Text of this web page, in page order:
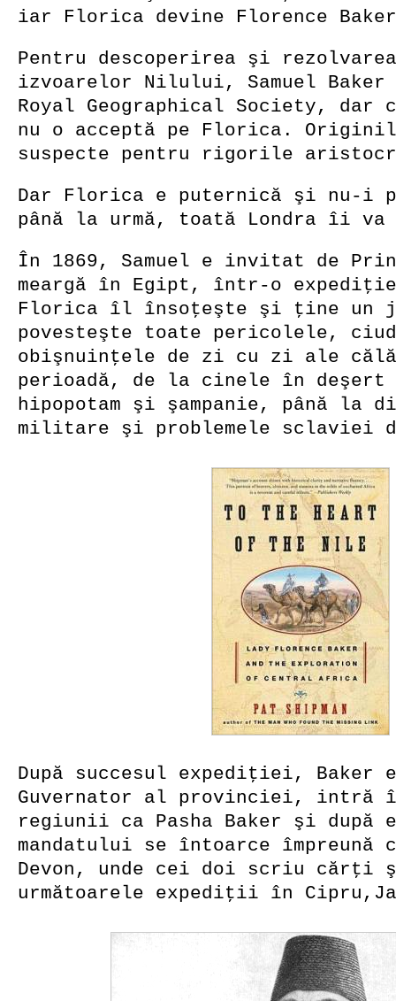
iar Florica devine Florence
Pentru descoperirea şi
izvoarelor Nilului, Samuel Baker
Royal Geographical Society, dar
nu o acceptă pe Florica.
suspecte pentru rigorile
Dar Florica e puternică şi nu-i
până la urmă, toată Londra îi
În 1869, Samuel e invitat de
meargă în Egipt, într-o
Florica îl însoţeşte şi ţine un
povesteşte toate pericolele,
obişnuinţele de zi cu zi ale
perioadă, de la cinele în deşert
hipopotam şi şampanie, până
militare şi problemele sclaviei
După succesul expediţiei, Baker
Guvernator al provinciei, intră
regiunii ca Pasha Baker şi după
mandatului se întoarce împreună
Devon, unde cei doi scriu cărţi
următoarele expediţii în